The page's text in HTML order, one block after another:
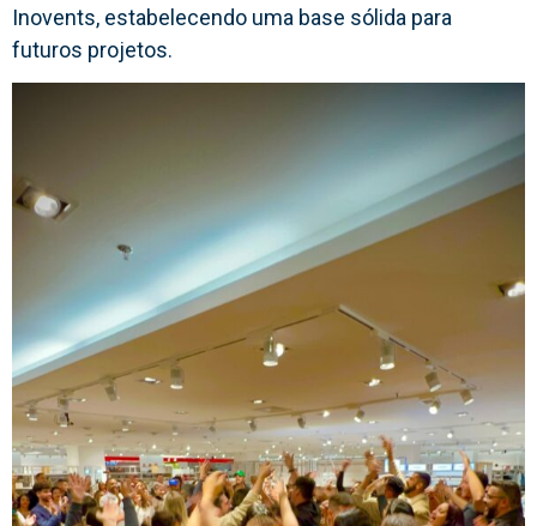
Inovents, estabelecendo uma base sólida para
futuros projetos.